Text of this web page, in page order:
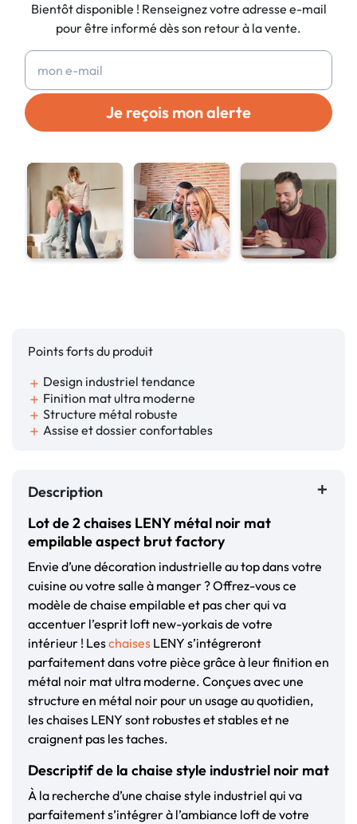
Bientôt disponible ! Renseignez votre adresse e-mail
pour être informé dès son retour à la vente.
Je reçois mon alerte
Points forts du produit
add Design industriel tendance
add Finition mat ultra moderne
add Structure métal robuste
add Assise et dossier confortables
Description
Lot de 2 chaises LENY métal noir mat
empilable aspect brut factory
Envie d’une décoration industrielle au top dans votre
cuisine ou votre salle à manger ? Offrez-vous ce
modèle de chaise empilable et pas cher qui va
accentuer l’esprit loft new-yorkais de votre
intérieur ! Leschaises LENY s’intégreront
parfaitement dans votre pièce grâce à leur finition en
métal noir mat ultra moderne. Conçues avec une
structure en métal noir pour un usage au quotidien,
les chaises LENY sont robustes et stables et ne
craignent pas les taches.
Descriptif de la chaise style industriel noir mat
À la recherche d’une chaise style industriel qui va
parfaitement s’intégrer à l’ambiance loft de votre